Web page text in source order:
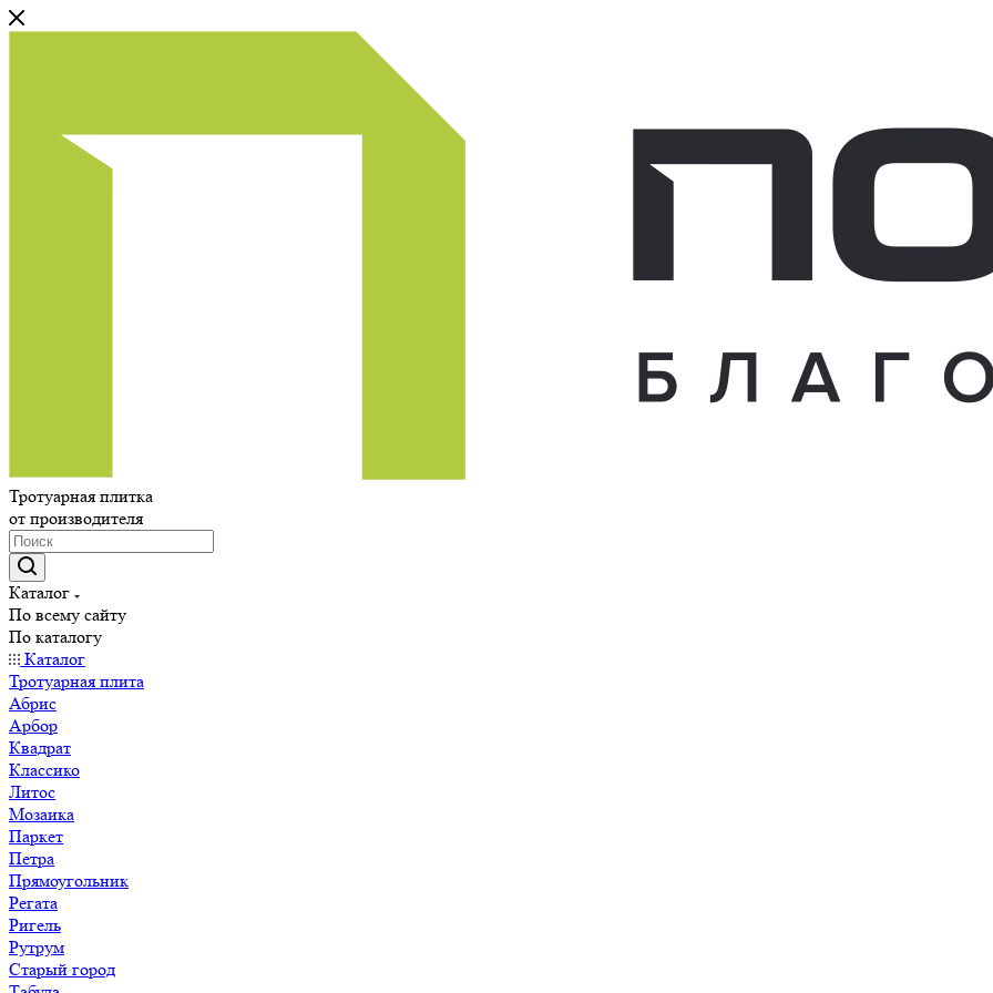
Тротуарная плитка
от производителя
Каталог
По всему сайту
По каталогу
Каталог
Тротуарная плита
Абрис
Арбор
Квадрат
Классико
Литос
Мозаика
Паркет
Петра
Прямоугольник
Регата
Ригель
Рутрум
Старый город